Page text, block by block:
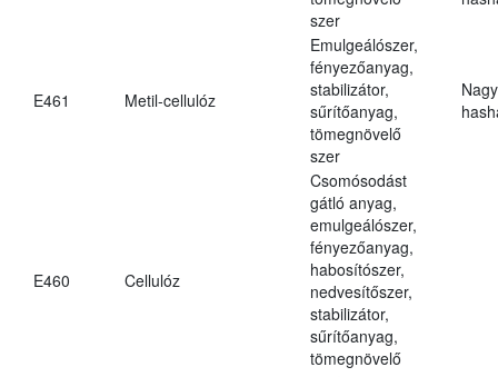
szer
E461 Metil-cellulóz
Emulgeálószer,
fényezőanyag,
stabilizátor,
sűrítőanyag,
tömegnövelő
szer
E460 Cellulóz
Csomósodást
gátló anyag,
emulgeálószer,
fényezőanyag,
habosítószer,
nedvesítőszer,
stabilizátor,
sűrítőanyag,
tömegnövelő